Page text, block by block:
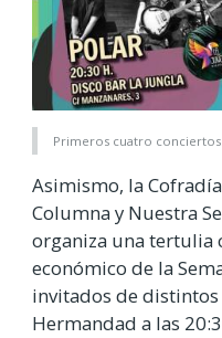
Primeros cuatro conciertos.
Asimismo, la
Columna y Nuestra
organiza una tertulia
económico de la
invitados de distintos
Hermandad a las